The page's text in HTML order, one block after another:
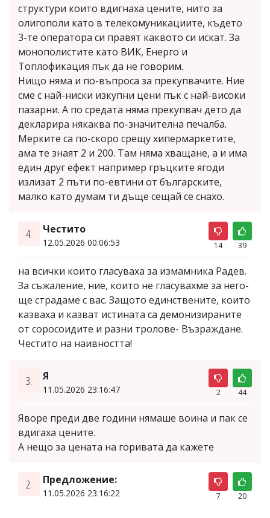
структури които вдигнаха цените, нито за
олигополи като в телекомуникациите, където
3-те оператора си правят каквото си искат. За
монополистите като ВИК, Енерго и
Топлофикация пък да не говорим.
Нищо няма и по-въпроса за прекупвачите. Ние
сме с най-ниски изкупни цени пък с най-високи
пазарни. А по средата няма прекупвач дето да
декларира някаква по-значителна печалба.
Мерките са по-скоро срещу хипермаркетите,
ама те знаят 2 и 200. Там няма хващане, а и има
един друг ефект например гръцките ягоди
излизат 2 пъти по-евтини от българските,
малко като думам ти дъще сещай се снахо.
4. Честито
12.05.2026 00:06:53 14 39
на всички които гласуваха за измамника Радев.
За съжаление, ние, които не гласувахме за него-
ще страдаме с вас. Защото единствените, които
казваха и казват истината са демонизираните
от соросоидите и разни тролове- Възраждане.
Честито на наивността!
3. Я
11.05.2026 23:16:47 2 44
Яворе преди две години нямаше воина и пак се
вдигаха цените.
А нещо за цената на горивата да кажете
2. Предложение:
11.05.2026 23:16:22 7 20